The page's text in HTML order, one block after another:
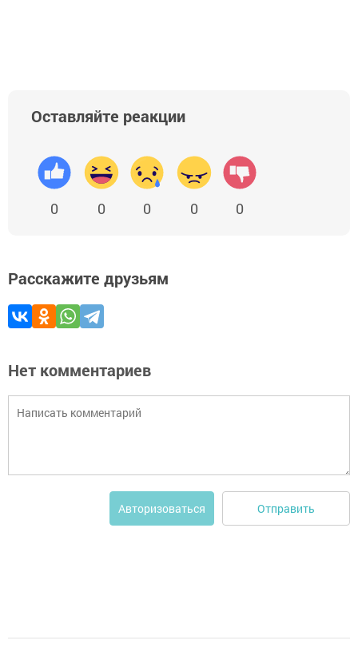
Оставляйте реакции
0 0 0 0 0
Расскажите друзьям
Нет комментариев
Авторизоваться Отправить